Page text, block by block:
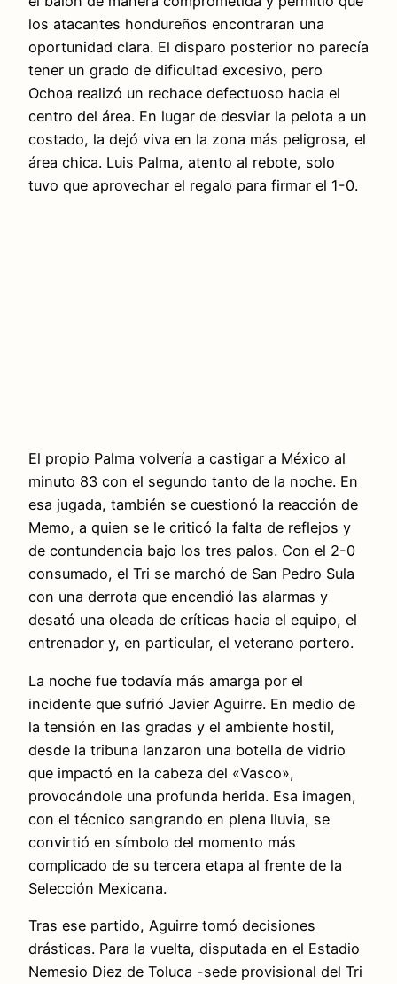
los atacantes hondureños encontraran una
oportunidad clara. El disparo posterior no parecía
tener un grado de dificultad excesivo, pero
Ochoa realizó un rechace defectuoso hacia el
centro del área. En lugar de desviar la pelota a un
costado, la dejó viva en la zona más peligrosa, el
área chica. Luis Palma, atento al rebote, solo
tuvo que aprovechar el regalo para firmar el 1-0.
El propio Palma volvería a castigar a México al
minuto 83 con el segundo tanto de la noche. En
esa jugada, también se cuestionó la reacción de
Memo, a quien se le criticó la falta de reflejos y
de contundencia bajo los tres palos. Con el 2-0
consumado, el Tri se marchó de San Pedro Sula
con una derrota que encendió las alarmas y
desató una oleada de críticas hacia el equipo, el
entrenador y, en particular, el veterano portero.
La noche fue todavía más amarga por el
incidente que sufrió Javier Aguirre. En medio de
la tensión en las gradas y el ambiente hostil,
desde la tribuna lanzaron una botella de vidrio
que impactó en la cabeza del «Vasco»,
provocándole una profunda herida. Esa imagen,
con el técnico sangrando en plena lluvia, se
convirtió en símbolo del momento más
complicado de su tercera etapa al frente de la
Selección Mexicana.
Tras ese partido, Aguirre tomó decisiones
drásticas. Para la vuelta, disputada en el Estadio
Nemesio Diez de Toluca -sede provisional del Tri